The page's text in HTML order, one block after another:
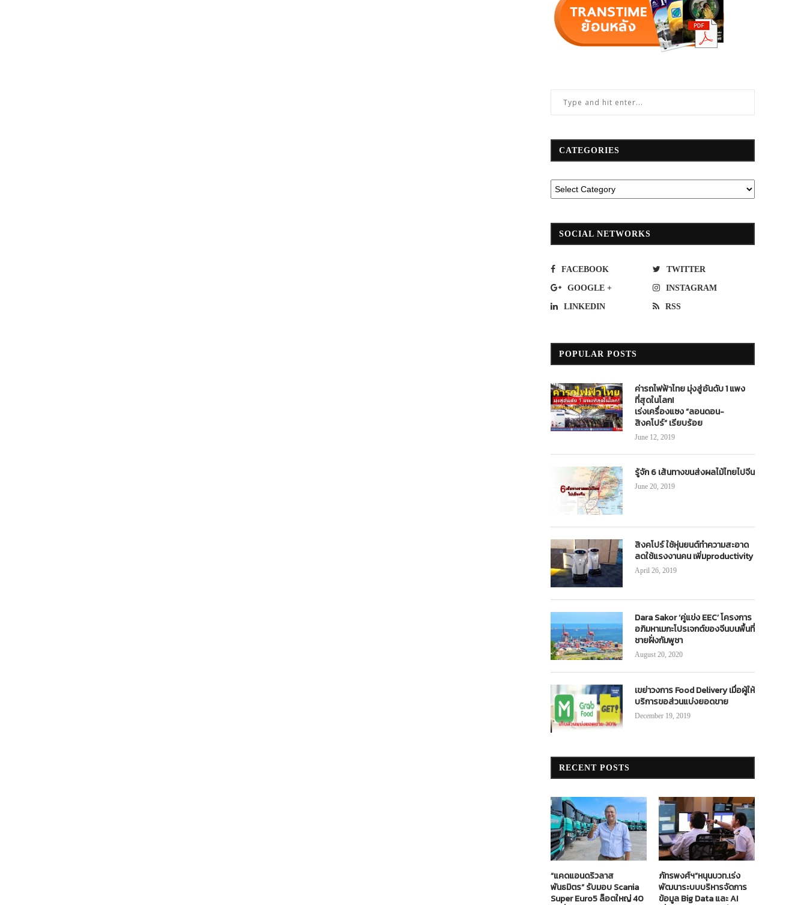
CATEGORIES
SOCIAL NETWORKS
FACEBOOK TWITTER
GOOGLE + INSTAGRAM
LINKEDIN RSS
POPULAR POSTS
ค่ารถไฟฟ้าไทย มุ่งสู่อันดับ 1 แพง
ที่สุดในโลก!
เร่งเครื่องแซง “ลอนดอน-
สิงคโปร์” เรียบร้อย
June 12, 2019
รู้จัก 6 เส้นทางขนส่งผลไม้ไทยไปจีน
June 20, 2019
สิงคโปร์ ใช้หุ่นยนต์ทำความสะอาด
ลดใช้แรงงานคน เพิ่มproductivity
April 26, 2019
Dara Sakor ‘คู่แข่ง EEC’ โครงการ
อภิมหาเมกะโปรเจกต์ของจีนบนพื้นที่
ชายฝั่งกัมพูชา
August 20, 2020
เขย่าวงการ Food Delivery เมื่อผู้ให้
บริการขอส่วนแบ่งยอดขาย
December 19, 2019
RECENT POSTS
“แคดแอนดริวลาส
พันธมิตร” รับมอบ Scania
Super Euro5 ล็อตใหญ่ 40
ภัทรพงศ์ฯ”หนุนบวท.เร่ง
พัฒนาระบบบริหารจัดการ
ข้อมูล Big Data และ AI